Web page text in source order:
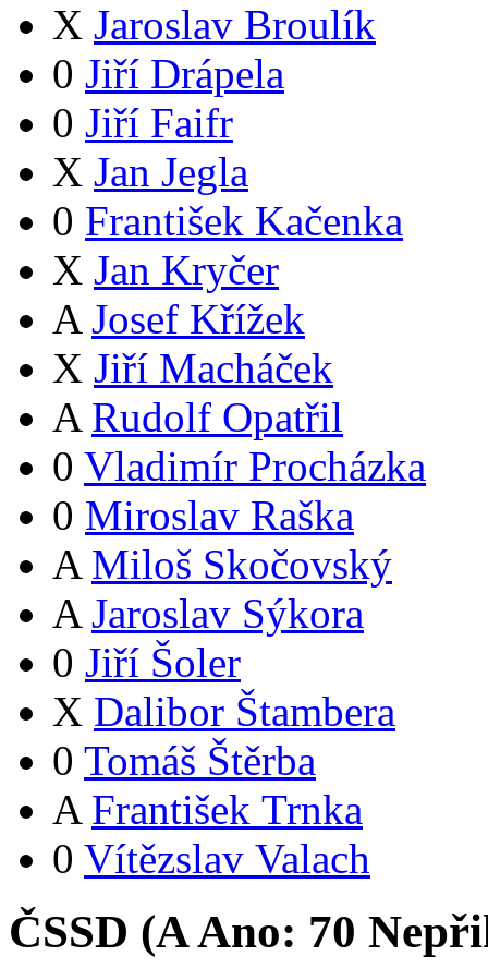
X Jaroslav Broulík
0 Jiří Drápela
0 Jiří Faifr
X Jan Jegla
0 František Kačenka
X Jan Kryčer
A Josef Křížek
X Jiří Macháček
A Rudolf Opatřil
0 Vladimír Procházka
0 Miroslav Raška
A Miloš Skočovský
A Jaroslav Sýkora
0 Jiří Šoler
X Dalibor Štambera
0 Tomáš Štěrba
A František Trnka
0 Vítězslav Valach
ČSSD (AAno: 70